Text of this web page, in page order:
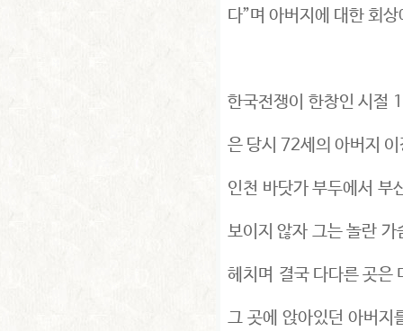
다”며 아버지에 대한 회
한국전쟁이 한창인 시절
은 당시 72세의 아버지
인천 바닷가 부두에서 부
보이지 않자 그는 놀란
헤치며 결국 다다른 곳은
그 곳에 앉아있던 아버지